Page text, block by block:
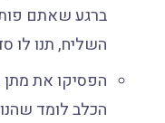
ברגע שאתם
השליח, תנו לו
הפסיקו את מתן
הכלב לומד